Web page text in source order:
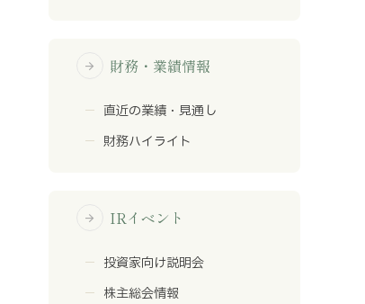
arrow_forward 財務・業績情報
直近の業績・見通し
財務ハイライト
arrow_forward IRイベント
投資家向け説明会
株主総会情報